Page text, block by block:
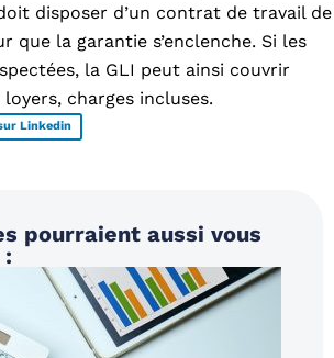
disposer d’un contrat de travail de
que la garantie s’enclenche. Si les
la GLI peut ainsi couvrir
loyers, charges incluses.
Linkedin
pourraient aussi vous